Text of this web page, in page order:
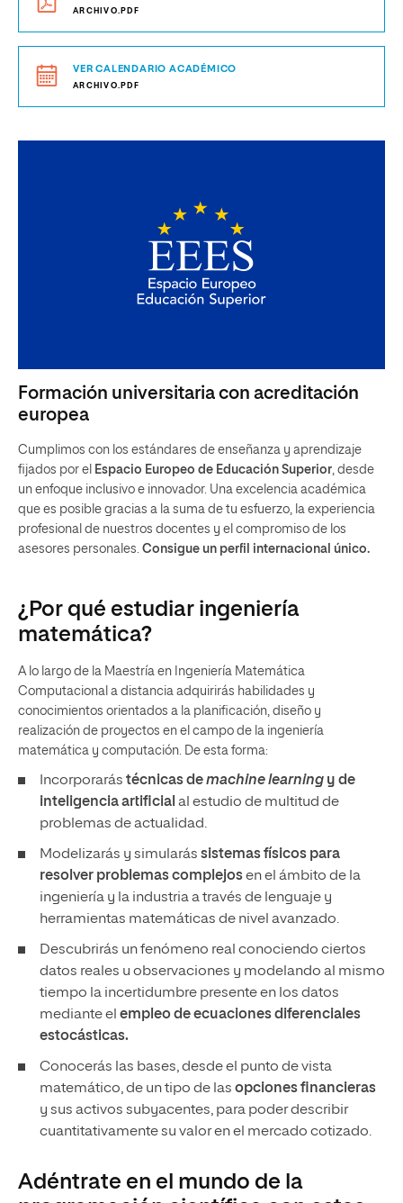
ARCHIVO.PDF
VER CALENDARIO ACADÉMICO
ARCHIVO.PDF
Formación universitaria con acreditación
europea
Cumplimos con los estándares de enseñanza y aprendizaje
fijados por el Espacio Europeo de Educación Superior, desde
un enfoque inclusivo e innovador. Una excelencia académica
que es posible gracias a la suma de tu esfuerzo, la experiencia
profesional de nuestros docentes y el compromiso de los
asesores personales. Consigue un perfil internacional único.
¿Por qué estudiar ingeniería
matemática?
A lo largo de la Maestría en Ingeniería Matemática
Computacional a distancia adquirirás habilidades y
conocimientos orientados a la planificación, diseño y
realización de proyectos en el campo de la ingeniería
matemática y computación. De esta forma:
Incorporarás técnicas demachine learning y de
inteligencia artificial al estudio de multitud de
problemas de actualidad.
Modelizarás y simularás sistemas físicos para
resolver problemas complejosen el ámbito de la
ingeniería y la industria a través de lenguaje y
herramientas matemáticas de nivel avanzado.
Descubrirás un fenómeno real conociendo ciertos
datos reales u observaciones y modelando al mismo
tiempo la incertidumbre presente en los datos
mediante el empleo de ecuaciones diferenciales
estocásticas.
Conocerás las bases, desde el punto de vista
matemático, de un tipo de las opciones financieras
y sus activos subyacentes, para poder describir
cuantitativamente su valor en el mercado cotizado.
Adéntrate en el mundo de la